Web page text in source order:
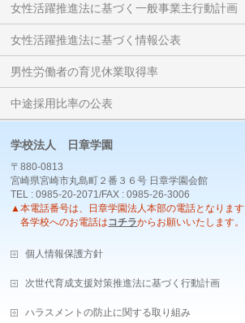
女性活躍推進法に基づく一般事業主行動計画
女性活躍推進法に基づく情報公表
男性労働者の育児休業取得率
中途採用比率の公表
学校法人 日章学園
〒880-0813
宮崎県宮崎市丸島町２番３６号 日章学園会館
TEL : 0985-20-2071/FAX : 0985-26-3006
▲本電話番号は、日章学園法人本部の電話となります
各学校へのお電話は コチラからお願いいたします。
個人情報保護方針
次世代育成支援対策推進法に基づく行動計画
ハラスメントの防止に関する取り組み